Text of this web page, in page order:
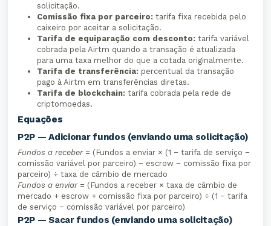
solicitação.
Comissão fixa por parceiro: tarifa fixa recebida pelo
caixeiro por aceitar a solicitação.
Tarifa de equiparação com desconto: tarifa variável
cobrada pela Airtm quando a transação é atualizada
para uma taxa melhor do que a cotada originalmente.
Tarifa de transferência: percentual da transação
pago à Airtm em transferências diretas.
Tarifa de blockchain: tarifa cobrada pela rede de
criptomoedas.
Equações
P2P — Adicionar fundos (enviando uma solicitação)
Fundos a receber= (Fundos a enviar × (1 − tarifa de serviço −
comissão variável por parceiro) − escrow − comissão fixa por
parceiro) ÷ taxa de câmbio de mercado
Fundos a enviar= (Fundos a receber × taxa de câmbio de
mercado + escrow + comissão fixa por parceiro) ÷ (1 − tarifa
de serviço − comissão variável por parceiro)
P2P — Sacar fundos (enviando uma solicitação)